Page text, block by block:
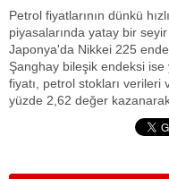
Petrol fiyatlarının dünkü
piyasalarında yatay bir
Japonya'da Nikkei 225
Şanghay bileşik endeksi
fiyatı, petrol stokları verileri
yüzde 2,62 değer